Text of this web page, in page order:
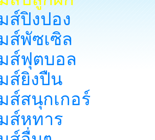
ส์ปิงปอง
ส์พัซเซิล
ส์ฟุตบอล
ส์ยิงปืน
ส์สนุกเกอร์
ส์หทาร